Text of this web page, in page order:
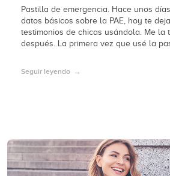
Pastilla de emergencia. Hace unos
datos básicos sobre la PAE, hoy te
testimonios de chicas usándola. Me la
después. La primera vez que usé la
Seguir leyendo